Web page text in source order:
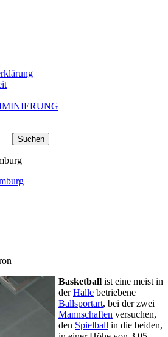
Basketball ist eine meist in
derHalle betriebene
Ballsportart, bei der zwei
Mannschaften versuchen,
den Spielball in die beiden,